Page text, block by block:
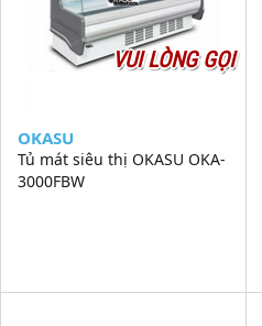
VUI LÒNG GỌI
OKASU
Tủ mát siêu thị OKASU OKA-
3000FBW